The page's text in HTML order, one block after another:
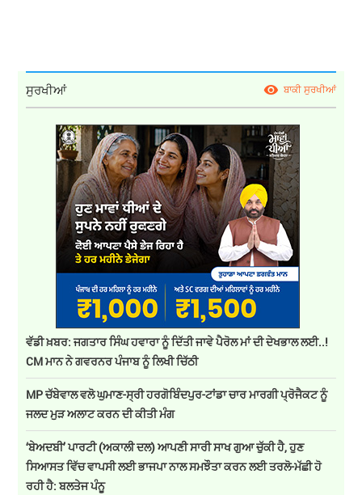
ਸੁਰਖੀਆਂ ਬਾਕੀ ਸੁਰਖੀਆਂ
ਵੱਡੀ ਖ਼ਬਰ: ਜਗਤਾਰ ਸਿੰਘ ਹਵਾਰਾ ਨੂੰ ਦਿੱਤੀ ਜਾਵੇ ਪੈਰੋਲ ਮਾਂ ਦੀ ਦੇਖਭਾਲ ਲਈ..!
CM ਮਾਨ ਨੇ ਗਵਰਨਰ ਪੰਜਾਬ ਨੂੰ ਲਿਖੀ ਚਿੱਠੀ
MP ਚੱਬੇਵਾਲ ਵਲੋ ਘੁਮਾਣ-ਸ੍ਰੀ ਹਰਗੋਬਿੰਦਪੁਰ-ਟਾਂਡਾ ਚਾਰ ਮਾਰਗੀ ਪ੍ਰੋਜੈਕਟ ਨੂੰ
ਜਲਦ ਮੁੜ ਅਲਾਟ ਕਰਨ ਦੀ ਕੀਤੀ ਮੰਗ
‘ਬੇਅਦਬੀ’ ਪਾਰਟੀ (ਅਕਾਲੀ ਦਲ) ਆਪਣੀ ਸਾਰੀ ਸਾਖ ਗੁਆ ਚੁੱਕੀ ਹੈ, ਹੁਣ
ਸਿਆਸਤ ਵਿੱਚ ਵਾਪਸੀ ਲਈ ਭਾਜਪਾ ਨਾਲ ਸਮਝੌਤਾ ਕਰਨ ਲਈ ਤਰਲੋ-ਮੱਛੀ ਹੋ
ਰਹੀ ਹੈ: ਬਲਤੇਜ ਪੰਨੂ